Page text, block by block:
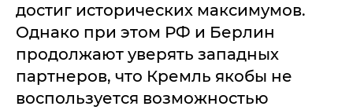
достиг исторических максимумов.
Однако при этом РФ и Берлин
продолжают уверять западных
партнеров, что Кремль якобы не
воспользуется возможностью